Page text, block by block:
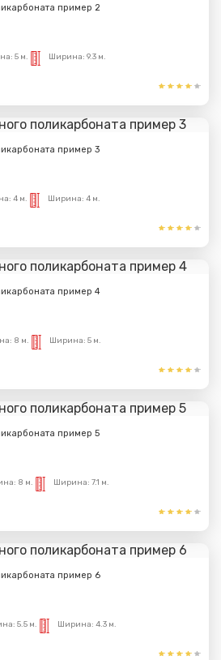
пример 2
5 м. Ширина: 9.3 м.
пример 3
4 м. Ширина: 4 м.
пример 4
8 м. Ширина: 5 м.
пример 5
8 м. Ширина: 7.1 м.
пример 6
5.5 м. Ширина: 4.3 м.